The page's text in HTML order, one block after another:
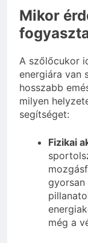
Mikor
A szőlőcukor
energiára van
hosszabb
milyen
segítséget:
Fizikai
gyorsan
még a